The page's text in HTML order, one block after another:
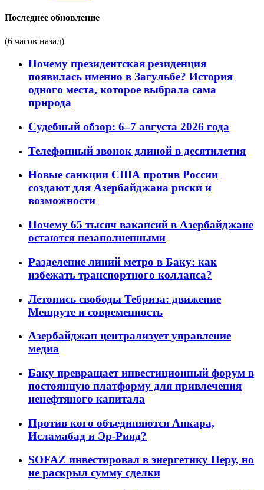
Последнее обновление
(6 часов назад)
Почему президентская резиденция
появилась именно в Загульбе? История
одного места, которое выбрала сама
природа
Судебный обзор: 6–7 августа 2026 года
Телефонный звонок длиной в десятилетия
Новые санкции США против России
создают для Азербайджана риски и
возможности
Почему 65 тысяч вакансий в Азербайджане
остаются незаполненными
Разделение линий метро в Баку: как
избежать транспортного коллапса?
Летопись свободы Тебриза: движение
Мешруте и современность
Азербайджан централизует управление
медиа
Баку превращает инвестиционный форум в
постоянную платформу для привлечения
ненефтяного капитала
Против кого объединяются Анкара,
Исламабад и Эр-Рияд?
SOFAZ инвестировал в энергетику Перу, но
не раскрыл сумму сделки